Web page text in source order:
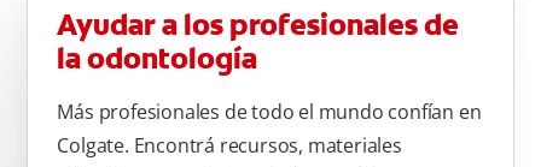
Ayudar a los profesionales de
la odontología
Más profesionales de todo el mundo confían en
Colgate. Encontrá recursos, materiales